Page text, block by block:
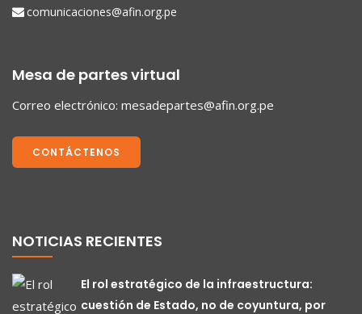
comunicaciones@afin.org.pe
Mesa de partes virtual
Correo electrónico: mesadepartes@afin.org.pe
CONTÁCTENOS
NOTICIAS RECIENTES
El rol estratégico de la infraestructura:
cuestión de Estado, no de coyuntura, por